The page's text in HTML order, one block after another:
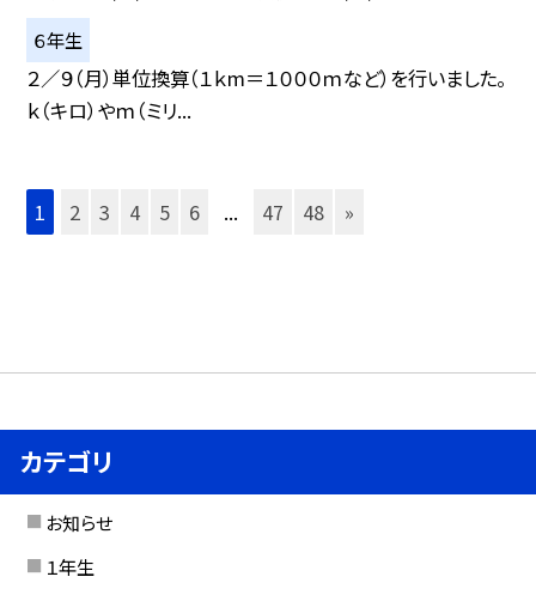
６年生
２／９（月）単位換算（１ｋm＝１０００ｍなど）を行いました。
ｋ（キロ）やｍ（ミリ...
1 2 3 4 5 6 ... 47 48 »
カテゴリ
お知らせ
１年生